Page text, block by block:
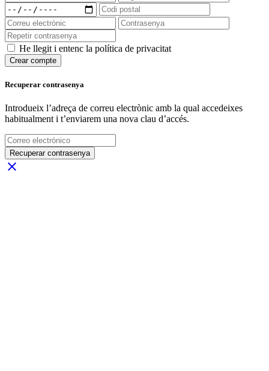
He llegit i entenc la política de privacitat
Crear compte
Recuperar contrasenya
Introdueix l’adreça de correu electrònic amb la qual accedeixes
habitualment i t’enviarem una nova clau d’accés.
Recuperar contrasenya
close